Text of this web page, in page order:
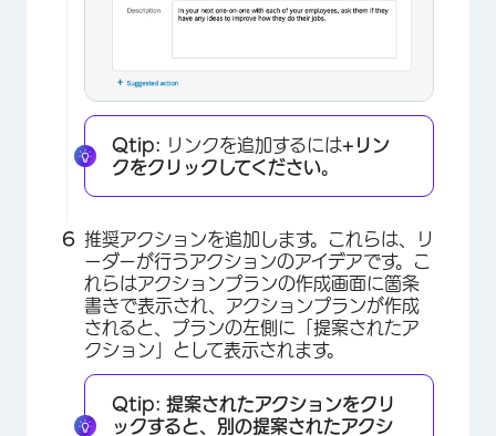
Qtip: リンクを追加するには+リン
クをクリックしてください。
推奨アクションを追加します。これらは、リ
ーダーが行うアクションのアイデアです。こ
れらはアクションプランの作成画面に箇条
書きで表示され、アクションプランが作成
されると、プランの左側に「提案されたア
クション」として表示されます。
Qtip: 提案されたアクションをクリ
ックすると、別の提案されたアクシ